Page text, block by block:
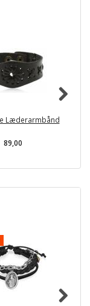
Læderarmbånd
89,00